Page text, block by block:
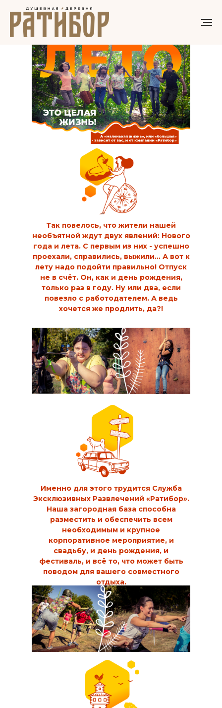
Так повелось, что жители нашей
необъятной ждут двух явлений: Нового
года и лета. С первым из них - успешно
проехали, справились, выжили… А вот к
лету надо подойти правильно! Отпуск
не в счёт. Он, как и день рождения,
только раз в году. Ну или два, если
повезло с работодателем. А ведь
хочется же продлить, да?!
Именно для этого трудится Служба
Эксклюзивных Развлечений «Ратибор».
Наша загородная база способна
разместить и обеспечить всем
необходимым и крупное
корпоративное мероприятие, и
свадьбу, и день рождения, и
фестиваль, и всё то, что может быть
поводом для вашего совместного
отдыха.